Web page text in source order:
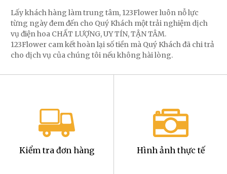
Lấy khách hàng làm trung tâm, 123Flower luôn nỗ lực
từng ngày đem đến cho Quý Khách một trải nghiệm dịch
vụ điện hoa CHẤT LƯỢNG, UY TÍN, TẬN TÂM.
123Flower cam kết hoàn lại số tiền mà Quý Khách đã chi trả
cho dịch vụ của chúng tôi nếu không hài lòng.
Kiểm tra đơn hàng Hình ảnh thực tế